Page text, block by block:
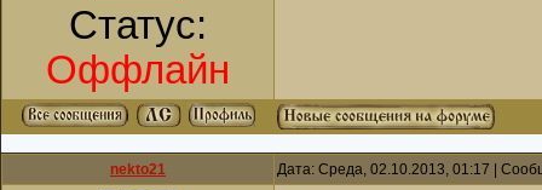
Статус:
Оффлайн
nekto21 Дата: Среда, 02.10.2013, 01:17 |